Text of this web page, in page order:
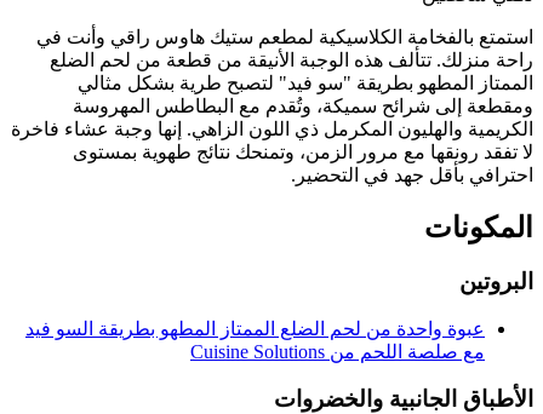
استمتع بالفخامة الكلاسيكية لمطعم ستيك هاوس راقي وأنت في
راحة منزلك. تتألف هذه الوجبة الأنيقة من قطعة من لحم الضلع
الممتاز المطهو بطريقة "سو فيد" لتصبح طرية بشكل مثالي
ومقطعة إلى شرائح سميكة، وتُقدم مع البطاطس المهروسة
الكريمية والهليون المكرمل ذي اللون الزاهي. إنها وجبة عشاء فاخرة
لا تفقد رونقها مع مرور الزمن، وتمنحك نتائج طهوية بمستوى
احترافي بأقل جهد في التحضير.
المكونات
البروتين
عبوة واحدة من لحم الضلع الممتاز المطهو بطريقة السو فيد
مع صلصة اللحم من Cuisine Solutions
الأطباق الجانبية والخضروات